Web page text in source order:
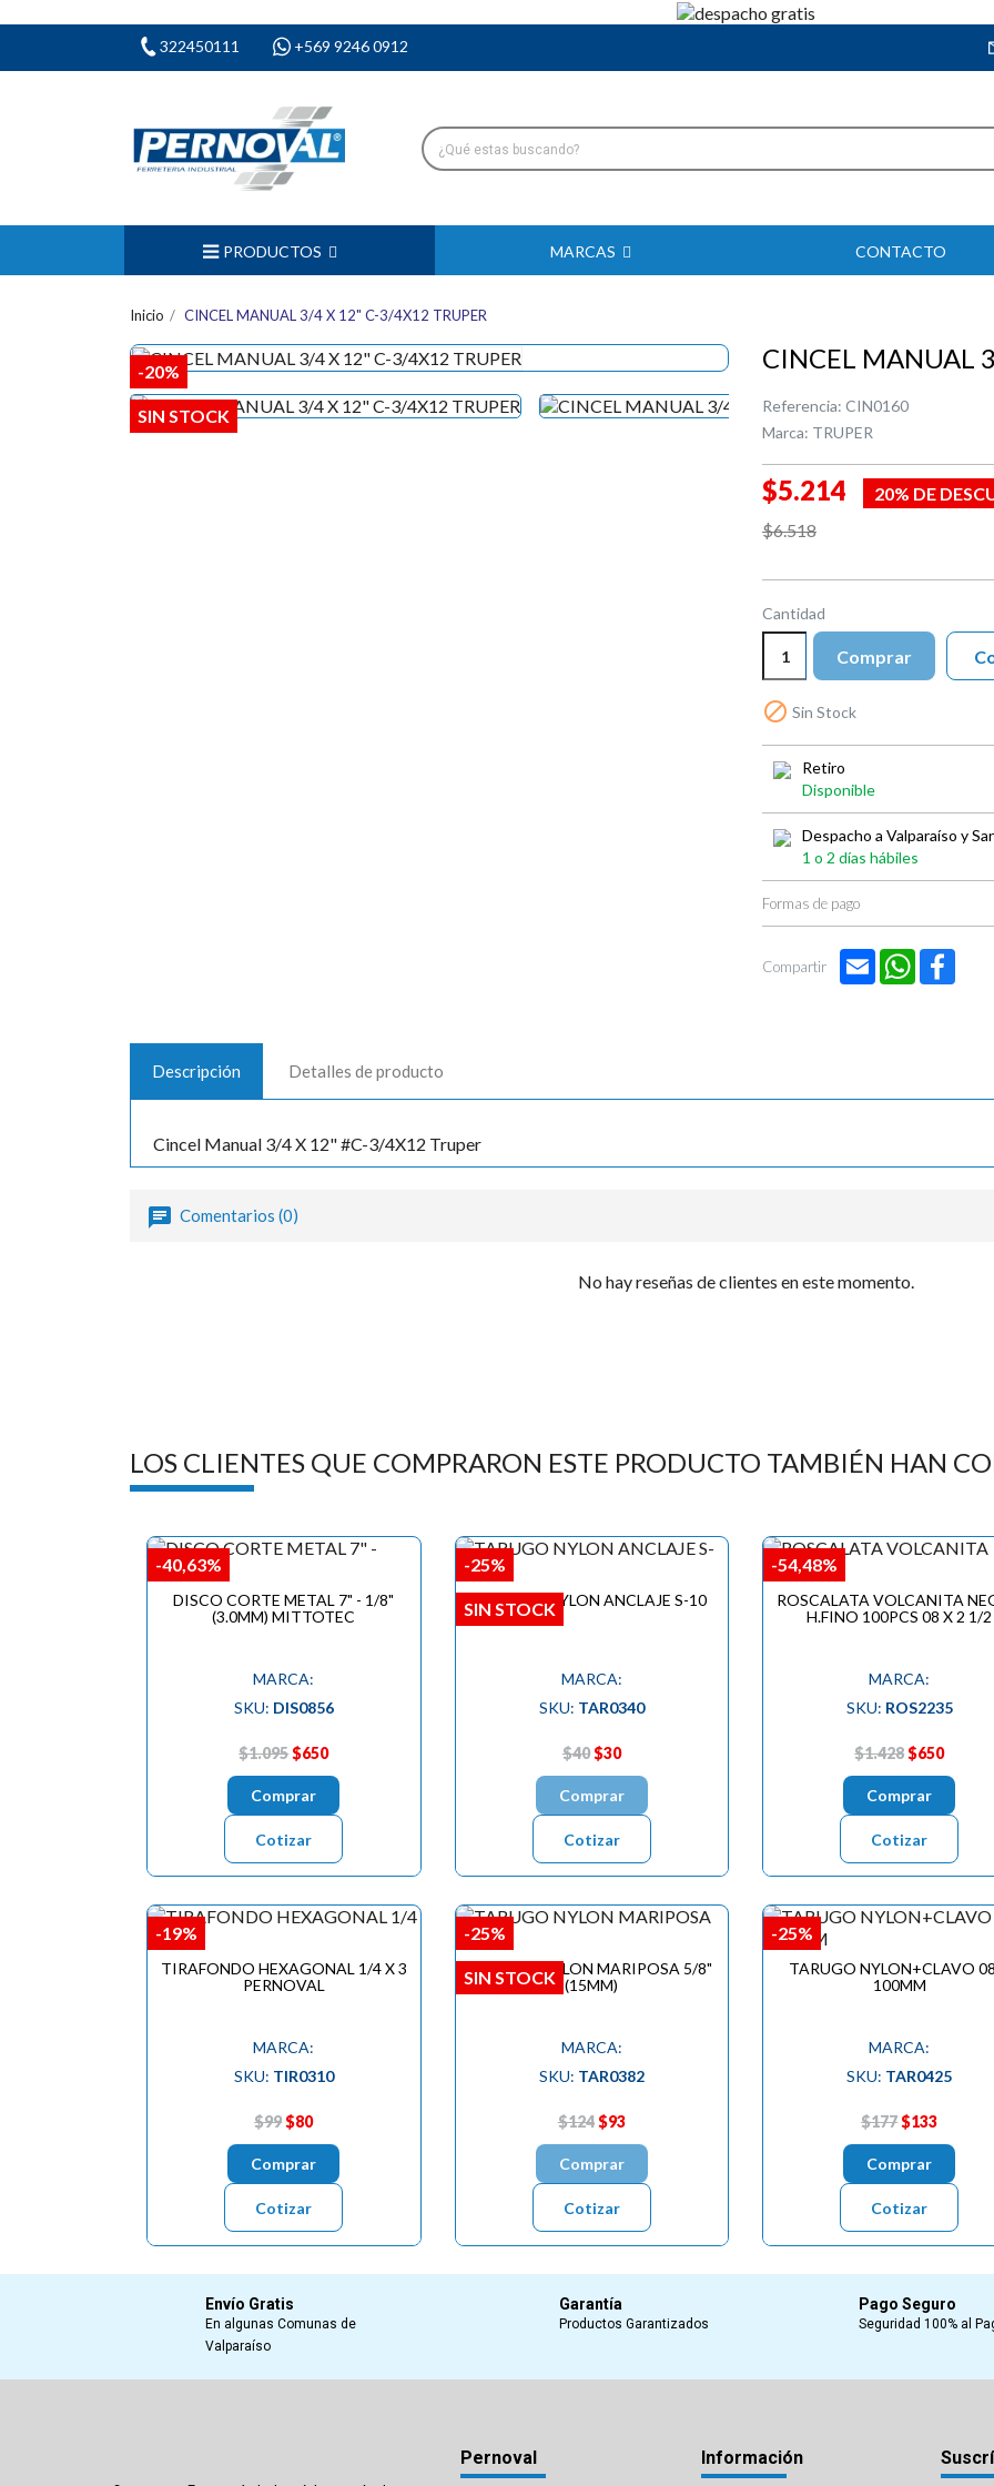
322450111 +569 9246 0912
PRODUCTOS MARCAS CONTACTO
Inicio CINCEL MANUAL 3/4 X 12" C-3/4X12 TRUPER
-20%
SIN STOCK
CINCEL MANUAL
Referencia: CIN0160
Marca: TRUPER
$5.214
20% DE
$6.518
Cantidad
Comprar
 Sin Stock
Retiro
Disponible
Despacho a Valparaíso y
1 o 2 días hábiles
Formas de pago
Compartir Email WhatsApp
Descripción Detalles de producto
Cincel Manual 3/4 X 12" #C-3/4X12 Truper
Comentarios (0)
No hay reseñas de clientes en este momento.
LOS CLIENTES QUE COMPRARON ESTE PRODUCTO TAMBIÉN HAN
DISCO CORTE METAL 7" - 1/8"
(3.0MM) MITTOTEC
MARCA:
SKU: DIS0856
$1.095$650
Comprar
Cotizar
-40,63%
TARUGO NYLON ANCLAJE S-10
MARCA:
SKU: TAR0340
$40$30
Comprar
Cotizar
-25%
SIN STOCK
ROSCALATA VOLCANITA
H.FINO 100PCS 08 X 2 1/2
MARCA:
SKU: ROS2235
$1.428$650
Comprar
Cotizar
-54,48%
TIRAFONDO HEXAGONAL 1/4 X 3
PERNOVAL
MARCA:
SKU: TIR0310
$99$80
Comprar
Cotizar
-19%
TARUGO NYLON MARIPOSA 5/8"
(15MM)
MARCA:
SKU: TAR0382
$124$93
Comprar
Cotizar
-25%
SIN STOCK
TARUGO NYLON+CLAVO
100MM
MARCA:
SKU: TAR0425
$177$133
Comprar
Cotizar
-25%
Envío Gratis
En algunas Comunas de
Valparaíso
Garantía
Productos Garantizados
Pago Seguro
Seguridad 100% al
Pernoval Información